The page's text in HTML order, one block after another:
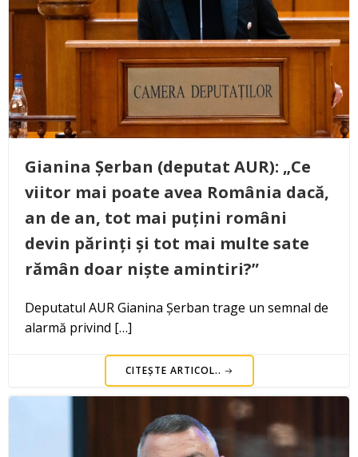
Gianina Șerban (deputat AUR): „Ce
viitor mai poate avea România dacă,
an de an, tot mai puțini români
devin părinți și tot mai multe sate
rămân doar niște amintiri?”
Deputatul AUR Gianina Șerban trage un semnal de
alarmă privind […]
CITEȘTE ARTICOL..